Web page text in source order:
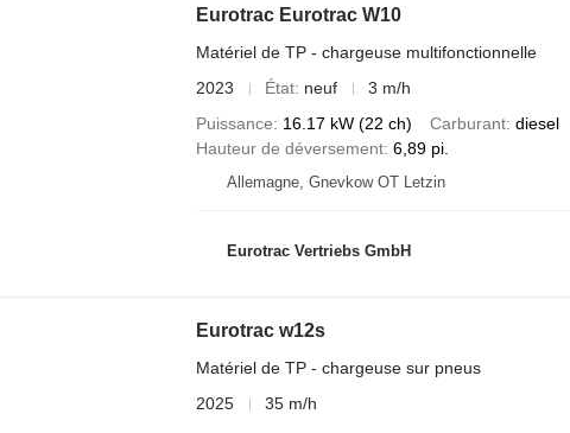
Eurotrac Eurotrac W10
Matériel de TP - chargeuse multifonctionnelle
2023
État neuf
3 m/h
Puissance
16.17 kW (22 ch) Carburant diesel
Hauteur de déversement 6,89 pi.
Allemagne, Gnevkow OT Letzin
Eurotrac Vertriebs GmbH
Eurotrac w12s
Matériel de TP - chargeuse sur pneus
2025
35 m/h